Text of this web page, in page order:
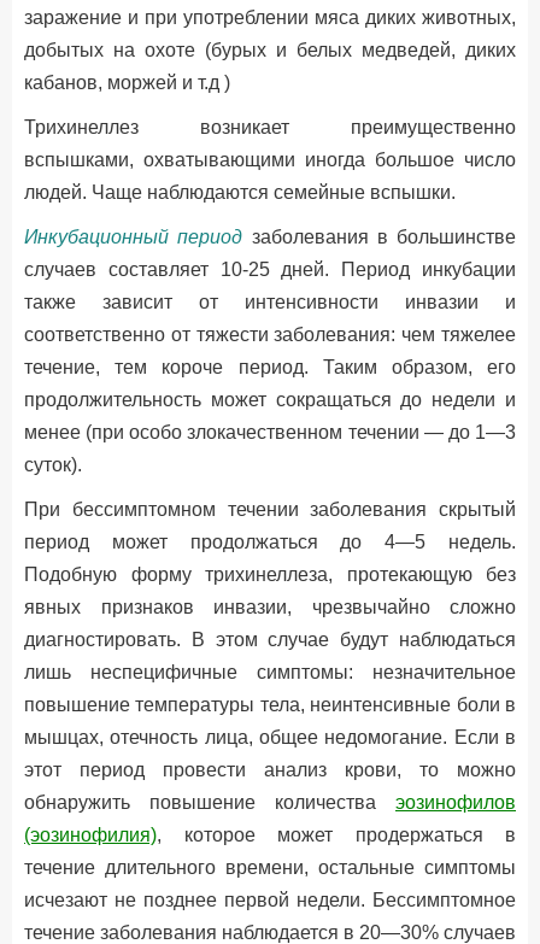
заражение и при употреблении мяса диких животных,
добытых на охоте (бурых и белых медведей, диких
кабанов, моржей и т.д )
Трихинеллез возникает преимущественно
вспышками, охватывающими иногда большое число
людей. Чаще наблюдаются семейные вспышки.
Инкубационный период заболевания в большинстве
случаев составляет 10-25 дней. Период инкубации
также зависит от интенсивности инвазии и
соответственно от тяжести заболевания: чем тяжелее
течение, тем короче период. Таким образом, его
продолжительность может сокращаться до недели и
менее (при особо злокачественном течении — до 1—3
суток).
При бессимптомном течении заболевания скрытый
период может продолжаться до 4—5 недель.
Подобную форму трихинеллеза, протекающую без
явных признаков инвазии, чрезвычайно сложно
диагностировать. В этом случае будут наблюдаться
лишь неспецифичные симптомы: незначительное
повышение температуры тела, неинтенсивные боли в
мышцах, отечность лица, общее недомогание. Если в
этот период провести анализ крови, то можно
обнаружить повышение количества эозинофилов
(эозинофилия), которое может продержаться в
течение длительного времени, остальные симптомы
исчезают не позднее первой недели. Бессимптомное
течение заболевания наблюдается в 20—30% случаев